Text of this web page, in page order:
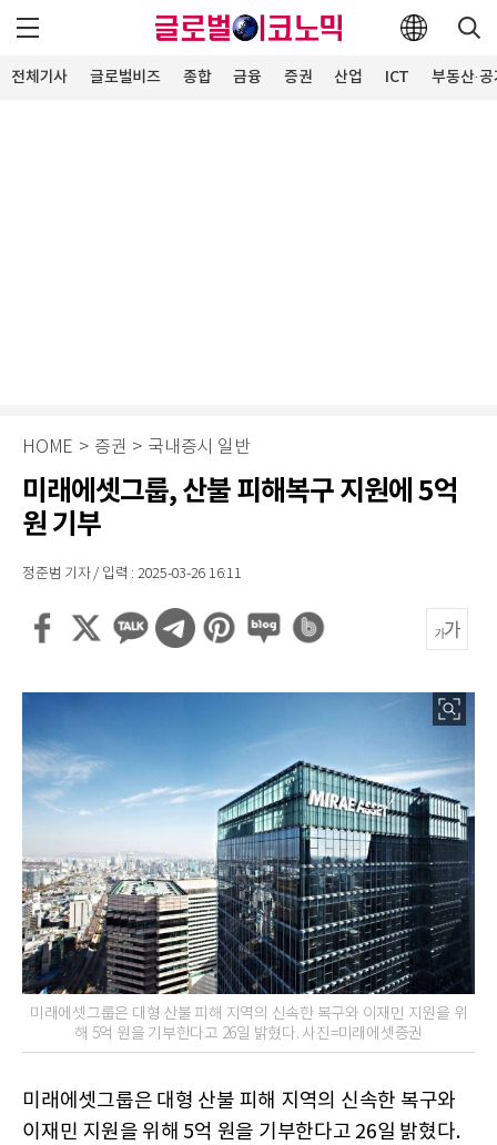
전체기사 글로벌비즈 종합 금융 증권 산업 ICT 부동산·
HOME > 증권 > 국내증시 일반
미래에셋그룹, 산불 피해복구 지원에 5억
원 기부
정준범 기자 / 입력 : 2025-03-26 16:11
미래에셋그룹은 대형 산불 피해 지역의 신속한 복구와 이재민 지원을 위
해 5억 원을 기부한다고 26일 밝혔다. 사진=미래에셋증권
미래에셋그룹은 대형 산불 피해 지역의 신속한 복구와
이재민 지원을 위해 5억 원을 기부한다고 26일 밝혔다.